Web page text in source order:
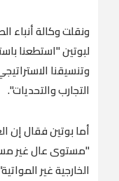
ونقلت وكالة أنباء
لبوتين "استطعنا
وتنسيقنا
التجارب والتحديات".
أما بوتين فقال إن
"مستوى عال غير
الخارجية غير